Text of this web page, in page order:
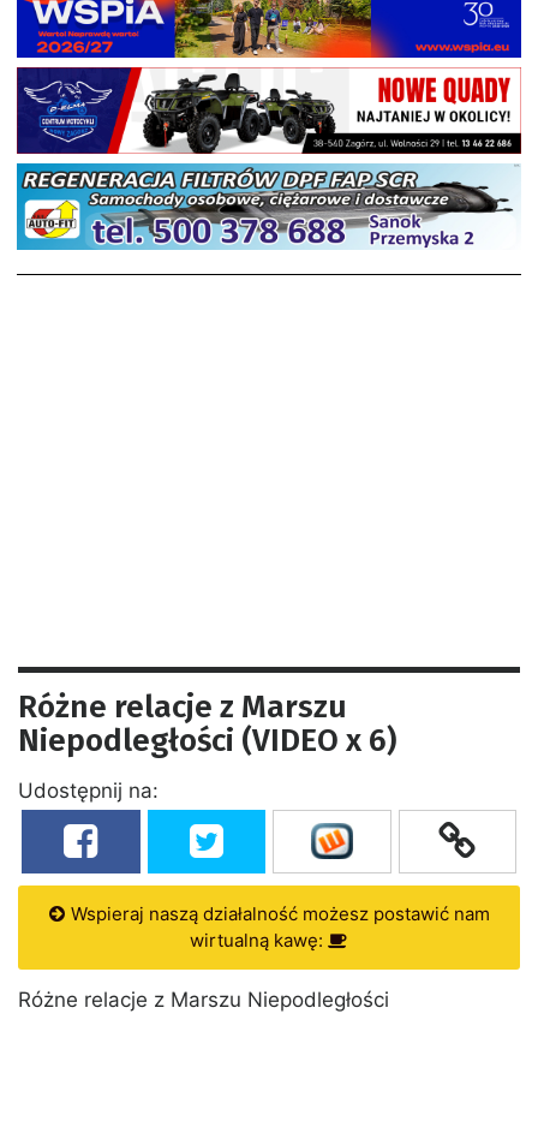
Różne relacje z Marszu
Niepodległości (VIDEO x 6)
Udostępnij na:
Wspieraj naszą działalność możesz postawić nam
wirtualną kawę:
Różne relacje z Marszu Niepodległości